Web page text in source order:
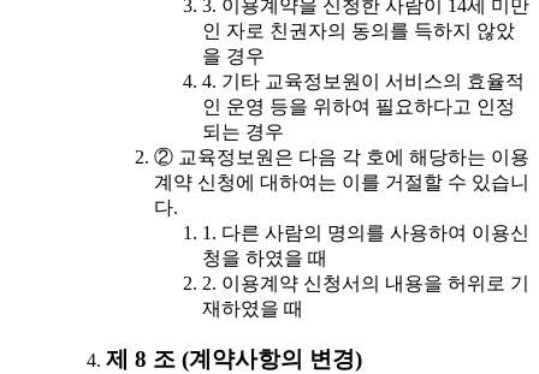
3. 이용계약을 신청한 사람이 14세 미만
인 자로 친권자의 동의를 득하지 않았
을 경우
4. 기타 교육정보원이 서비스의 효율적
인 운영 등을 위하여 필요하다고 인정
되는 경우
② 교육정보원은 다음 각 호에 해당하는 이용
계약 신청에 대하여는 이를 거절할 수 있습니
다.
1. 다른 사람의 명의를 사용하여 이용신
청을 하였을 때
2. 이용계약 신청서의 내용을 허위로 기
재하였을 때
제 8 조 (계약사항의 변경)